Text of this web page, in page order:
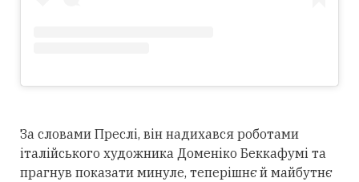
За словами Преслі, він надихався роботами
італійського художника Доменіко Беккафумі та
прагнув показати минуле, теперішнє й майбутнє